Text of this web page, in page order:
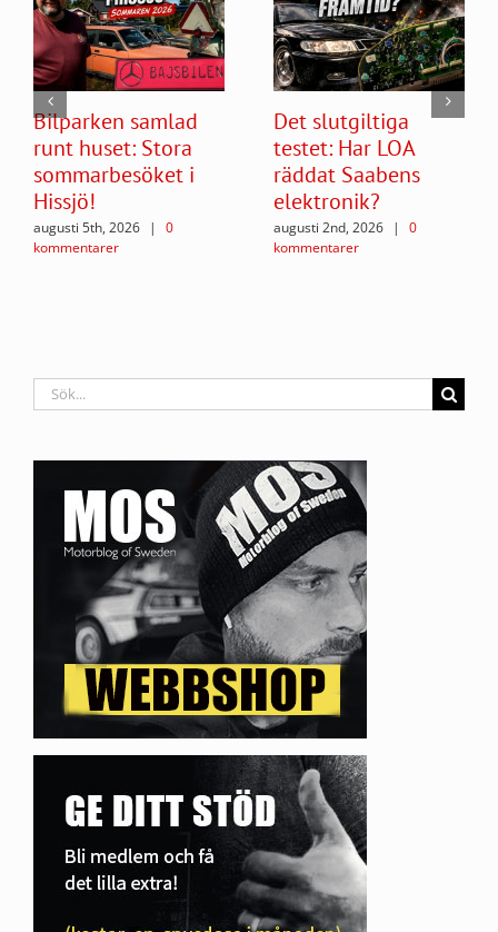
Bilparken samlad
runt huset: Stora
sommarbesöket i
Hissjö!
augusti 5th, 2026 |
0
kommentarer
Det slutgiltiga
testet: Har LOA
räddat Saabens
elektronik?
augusti 2nd, 2026 |
0
kommentarer
Sök
efter: